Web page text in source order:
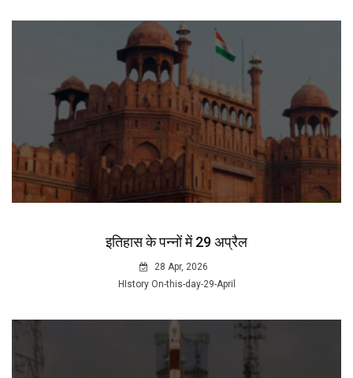
इतिहास के पन्नों में 29 अप्रैल
28 Apr, 2026
HIstory On-this-day-29-April